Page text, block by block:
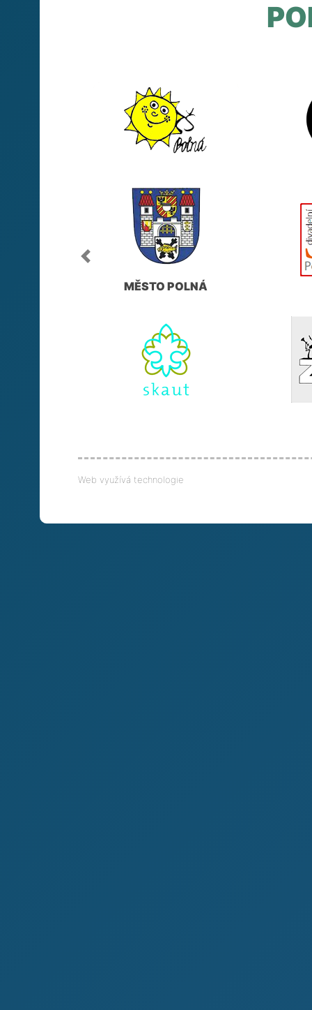
MĚSTO POLNÁ
Previous
Web využívá technologie